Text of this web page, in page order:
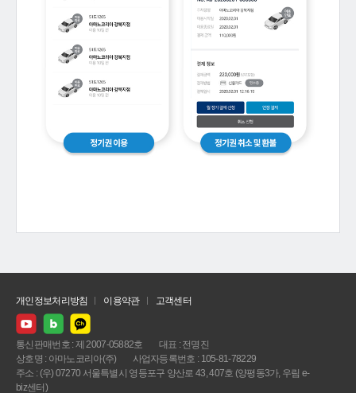
개인정보처리방침 이용약관 고객센터
통신판매번호 : 제 2007-05882호
대표 : 전명진
상호명 : 아마노코리아(주)
사업자등록번호 : 105-81-78229
주소 : (우) 07270 서울특별시 영등포구 양산로 43, 407호 (양평동3가, 우림 e-
biz센터)